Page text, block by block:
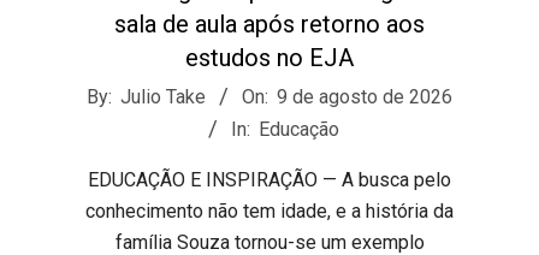
sala de aula após retorno aos
estudos no EJA
2026-
By: Julio Take On: 9 de agosto de 2026
In: Educação
EDUCAÇÃO E INSPIRAÇÃO — A busca pelo
conhecimento não tem idade, e a história da
família Souza tornou-se um exemplo